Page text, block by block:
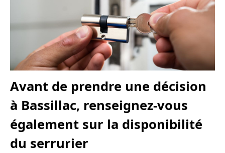
Avant de prendre une décision
à Bassillac, renseignez-vous
également sur la disponibilité
du serrurier